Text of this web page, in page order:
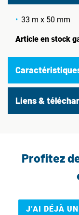
33 m x 50 mm
Article en stock
Liens &
Profitez
J’AI DÉJÀ